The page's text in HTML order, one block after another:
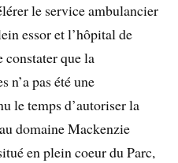
le service ambulancier
essor et l’hôpital de
que la
n’a pas été une
le temps d’autoriser la
domaine Mackenzie
en plein coeur du Parc,